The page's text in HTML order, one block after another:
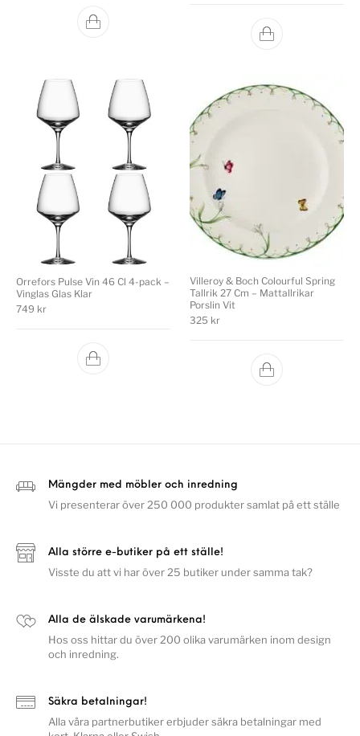
Orrefors Pulse Vin 46 Cl 4-pack –
Vinglas Glas Klar
749 kr
Villeroy & Boch Colourful Spring
Tallrik 27 Cm – Mattallrikar
Porslin Vit
325 kr
Mängder med möbler och inredning
Vi presenterar över 250 000 produkter samlat på ett ställe
Alla större e-butiker på ett ställe!
Visste du att vi har över 25 butiker under samma tak?
Alla de älskade varumärkena!
Hos oss hittar du över 200 olika varumärken inom design
och inredning.
Säkra betalningar!
Alla våra partnerbutiker erbjuder säkra betalningar med